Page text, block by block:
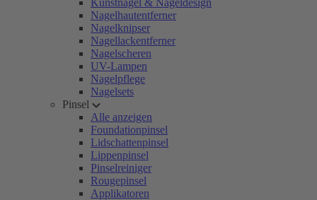
Kunstnägel & Nageldesign
Nagelhautentferner
Nagelknipser
Nagellackentferner
Nagelscheren
UV-Lampen
Nagelpflege
Nagelsets
Pinsel
Alle anzeigen
Foundationpinsel
Lidschattenpinsel
Lippenpinsel
Pinselreiniger
Rougepinsel
Applikatoren